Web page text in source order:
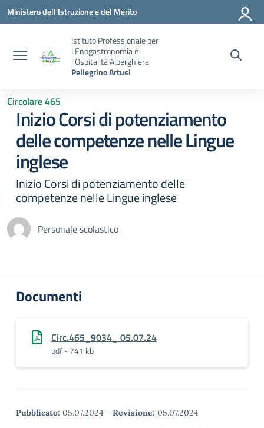
Vai ai contenuti
Vai al menu di navigazione
Vai al footer
Ministero dell'Istruzione e del Merito
Istituto Professionale per
l'Enogastronomia e
l'Ospitalità Alberghiera
Pellegrino Artusi
Circolare 465
Inizio Corsi di potenziamento
delle competenze nelle Lingue
inglese
Inizio Corsi di potenziamento delle
competenze nelle Lingue inglese
Personale scolastico
Documenti
Circ.465_9034_ 05.07.24
pdf - 741 kb
Pubblicato: 05.07.2024 - Revisione: 05.07.2024